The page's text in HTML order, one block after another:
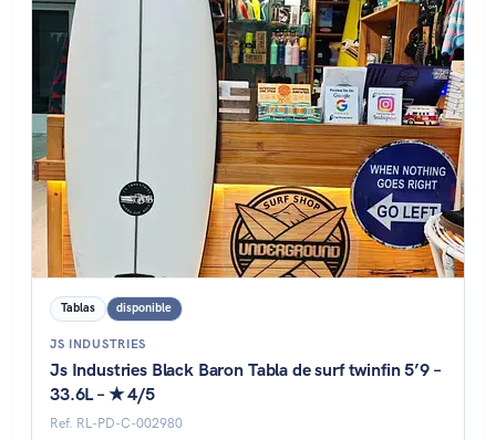
Tablas disponible
JS INDUSTRIES
Js Industries Black Baron Tabla de surf twinfin 5’9 –
33.6L – ★ 4/5
Ref. RL-PD-C-002980